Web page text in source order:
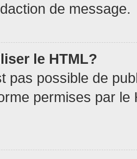
de message.
le HTML?
pas possible de
permises par